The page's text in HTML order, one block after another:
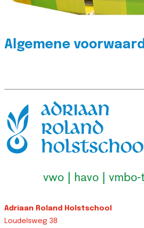
Algemene
Adriaan Roland Holstschool
Loudelsweg 38